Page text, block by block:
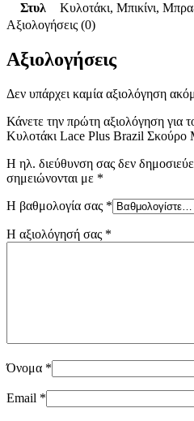
Στυλ
Κυλοτάκι, Μπικίνι,
Αξιολογήσεις (0)
Αξιολογήσεις
Δεν υπάρχει καμία αξιολόγηση
Κάνετε την πρώτη αξιολόγηση
Κυλοτάκι Lace Plus Brazil Σκούρο
Η ηλ. διεύθυνση σας δεν
σημειώνονται με *
Η βαθμολογία σας *
Η αξιολόγησή σας *
Όνομα *
Email *